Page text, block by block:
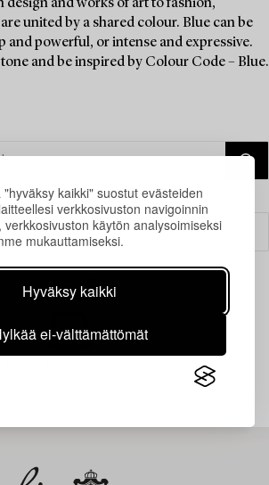
kaikki" suostut evästeiden
verkkosivuston navigoinnin
käytön analysoimiseksi
mukauttamiseksi.
Hyväksy kaikki
ei-välttämättömät
design and works of art to fashion,
united by a shared colour. Blue can be
and powerful, or intense and expressive.
and be inspired by Colour Code – Blue.
Suodatin
hakuasi vastaavia kohteita.